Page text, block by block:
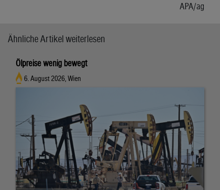
APA/ag
Ähnliche Artikel weiterlesen
Ölpreise wenig bewegt
6. August 2026, Wien